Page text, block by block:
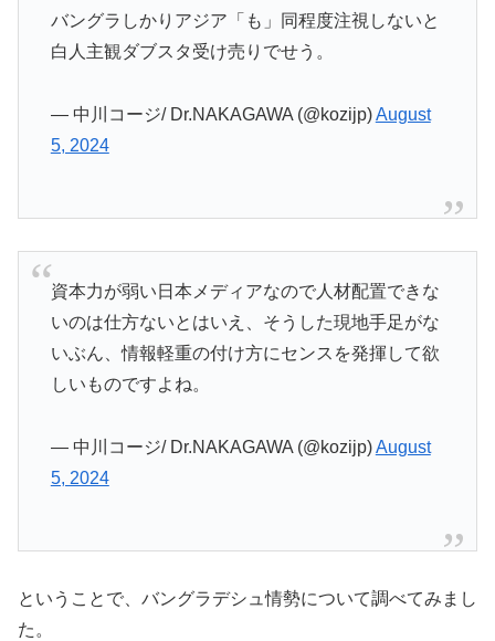
バングラしかりアジア「も」同程度注視しないと
白人主観ダブスタ受け売りでせう。
— 中川コージ/ Dr.NAKAGAWA (@kozijp)August
5, 2024
資本力が弱い日本メディアなので人材配置できな
いのは仕方ないとはいえ、そうした現地手足がな
いぶん、情報軽重の付け方にセンスを発揮して欲
しいものですよね。
— 中川コージ/ Dr.NAKAGAWA (@kozijp)August
5, 2024
ということで、バングラデシュ情勢について調べてみまし
た。